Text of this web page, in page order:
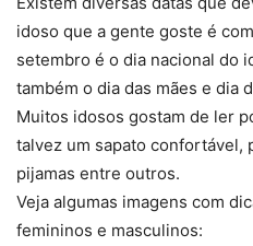
idoso que a gente goste é
setembro é o dia nacional do
também o dia das mães e dia
Muitos idosos gostam de ler
talvez um sapato confortável,
pijamas entre outros.
Veja algumas imagens com
femininos e masculinos: